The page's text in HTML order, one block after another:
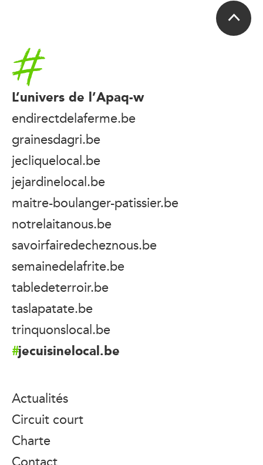
Accueil
L’univers de l’Apaq-w
endirectdelaferme.be
grainesdagri.be
jecliquelocal.be
jejardinelocal.be
maitre-boulanger-patissier.be
notrelaitanous.be
savoirfairedecheznous.be
semainedelafrite.be
tabledeterroir.be
taslapatate.be
trinquonslocal.be
jecuisinelocal.be
Actualités
Circuit court
Charte